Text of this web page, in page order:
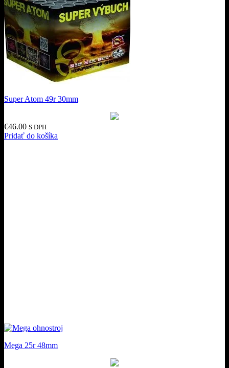
Super Atom 49r 30mm
€46.00 S DPH
Pridať do košíka
Mega 25r 48mm